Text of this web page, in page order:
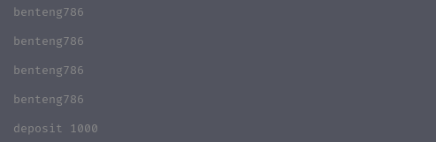
benteng786
benteng786
benteng786
benteng786
deposit 1000